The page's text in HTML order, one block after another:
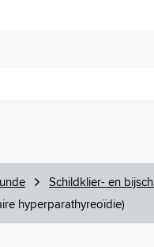
Schildklier- en
hyperparathyreoïdie)